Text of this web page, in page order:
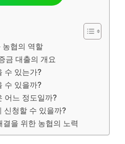
농협의 역할
금 대출의 개요
수 있는가?
수 있을까?
어느 정도일까?
신청할 수 있을까?
을 위한 농협의 노력